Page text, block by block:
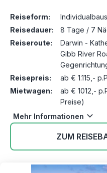
Reiseform:
Reisedauer:
8 Tage / 7
Reiseroute:
Darwin -
Gibb River
Reisepreis:
ab € 1.115,-
Mietwagen:
ab € 1012,-
Preise)
Mehr Informationen
ZUM